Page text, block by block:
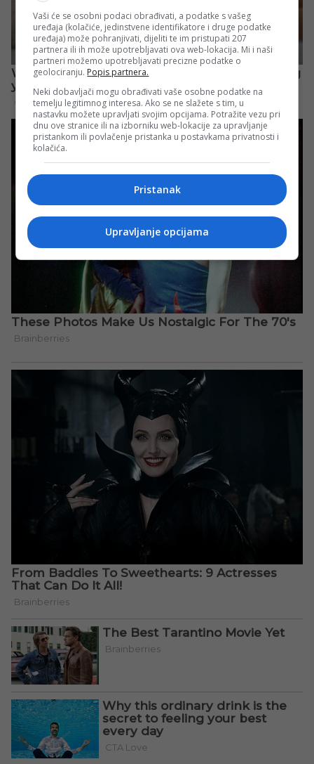
Vaši će se osobni podaci obrađivati, a podatke s vašeg
uređaja (kolačiće, jedinstvene identifikatore i druge podatke
uređaja) može pohranjivati, dijeliti te im pristupati 207
partnera ili ih može upotrebljavati ova web-lokacija. Mi i naši
partneri možemo upotrebljavati precizne podatke o
geolociranju. Popis partnera.
Neki dobavljači mogu obrađivati vaše osobne podatke na
temelju legitimnog interesa. Ako se ne slažete s tim, u
nastavku možete upravljati svojim opcijama. Potražite vezu pri
dnu ove stranice ili na izborniku web-lokacije za upravljanje
pristankom ili povlačenje pristanka u postavkama privatnosti i
kolačića.
Pristanak
Upravljanje opcijama